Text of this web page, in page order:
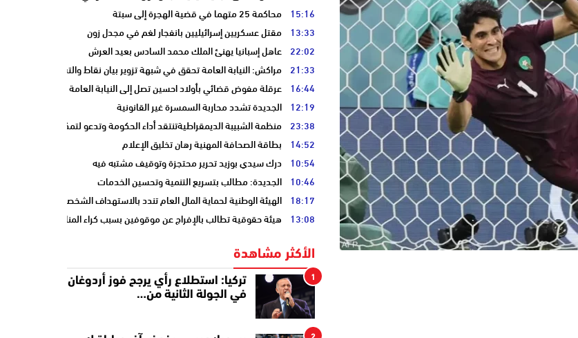
15:16 محاكمة 25 متهما في قضية الهجرة إلى سبتة
13:33 مقتل عسكريين إسرائيليين بانفجار لغم في مجدل زون
22:02 عاهل إسبانيا يهنئ الملك محمد السادس بعيد العرش
21:33 مراكش: النيابة العامة تحقق في شبهة تزوير بيان نقاط والتشهير بطالب
16:44 عرقلة مفوض قضائي بأولاد احسين تصل إلى النيابة العامة
12:19 الجديدة تشدد محاربة السمسرة غير القانونية
23:38 منظمة الشبيبة الديمقراطيةتنتقد أداء الحكومة وتدعو لتمكين الشباب
14:52 بطاقة الصحافة المهنية رهان تخليق الإعلام
10:54 درك سيدي بوزيد تحرير محتجزة وتوقيف مشتبه فيه
10:46 الجديدة: مطالب بتسريع التنمية وتحسين الخدمات
18:17 الهيئة الوطنية لحماية المال العام تندد بالاستهداف الشخصي
13:08 هيئة حقوقية تطالب بالإفراج عن موقوفين بسبب كراء المنازل المفروشة
الأكثر مشاهدة
1
تركيا: استطلاع رأي يرجح فوز أردوغان
في الجولة الثانية من…